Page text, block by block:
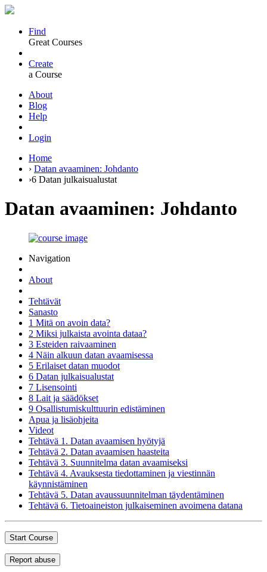
Find
Great Courses
Create
a Course
About
Blog
Help
Login
Home
› Datan avaaminen: Johdanto
›6 Datan julkaisualustat
Datan avaaminen: Johdanto
Navigation
About
Tehtävät
Sanasto
1 Mitä on avoin data?
2 Miksi julkaista avointa dataa?
3 Esteiden raivaaminen
4 Näin alkuun datan avaamisessa
5 Erilaiset datan muodot
6 Datan julkaisualustat
7 Lisensointi
8 Lait ja säädökset
9 Osallistumiskulttuurin edistäminen
Apua ja lisäohjeita
Videot
Tehtävä 1. Datan avaamisen hyötyjä
Tehtävä 2. Datan avaamisen haasteita
Tehtävä 3. Suunnitelma datan avaamiseksi
Tehtävä 4. Avauksesta tiedottaminen ja viestinnän
käynnistäminen
Tehtävä 5. Datan avaussuunnitelman täydentäminen
Tehtävä 6. Tietoaineiston julkaiseminen avoimena datana
Start Course
Report abuse